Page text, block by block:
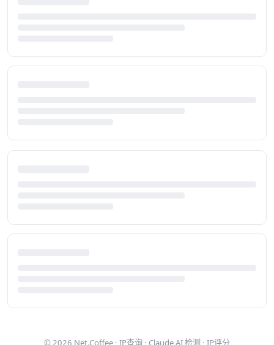
© 2026 Net.Coffee · IP查询 · Claude AI 检测 · IP评分